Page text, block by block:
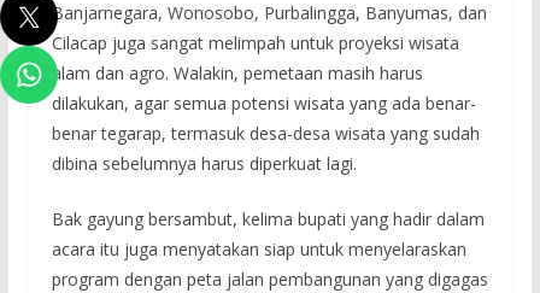
Banjarnegara, Wonosobo, Purbalingga, Banyumas, dan
Cilacap juga sangat melimpah untuk proyeksi wisata
alam dan agro. Walakin, pemetaan masih harus
dilakukan, agar semua potensi wisata yang ada benar-
benar tegarap, termasuk desa-desa wisata yang sudah
dibina sebelumnya harus diperkuat lagi.
Bak gayung bersambut, kelima bupati yang hadir dalam
acara itu juga menyatakan siap untuk menyelaraskan
program dengan peta jalan pembangunan yang digagas